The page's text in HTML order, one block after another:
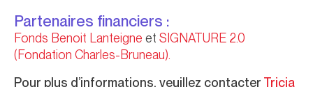
Partenaires financiers :
Fonds Benoit Lanteigne et SIGNATURE 2.0
(Fondation Charles-Bruneau).
Pour plus d’informations, veuillez contacter Tricia